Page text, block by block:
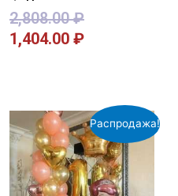
2,808.00₽
1,404.00 ₽
Распродажа!